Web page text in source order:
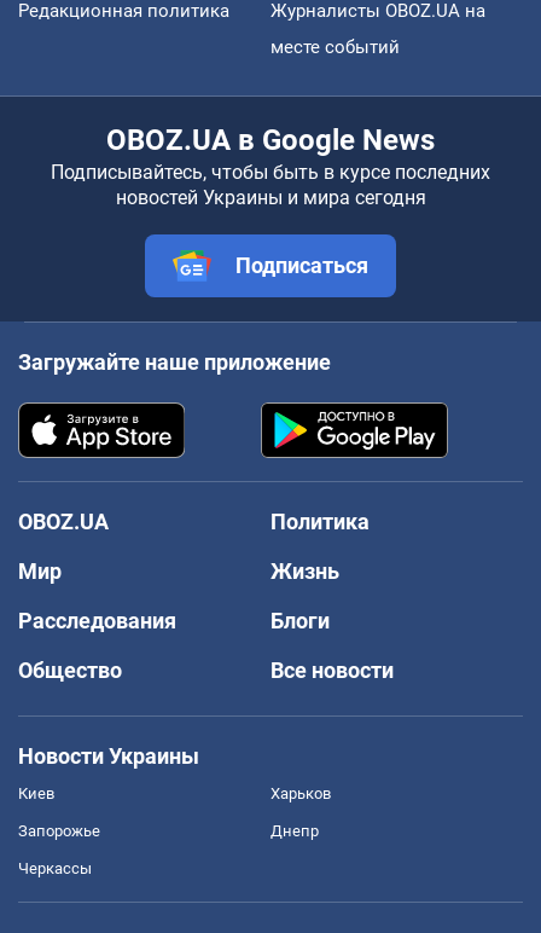
Редакционная политика
Журналисты OBOZ.UA на
месте событий
OBOZ.UA в Google News
Подписывайтесь, чтобы быть в курсе последних
новостей Украины и мира сегодня
Подписаться
Загружайте наше приложение
OBOZ.UA
Политика
Мир
Жизнь
Расследования
Блоги
Общество
Все новости
Новости Украины
Киев Харьков
Запорожье Днепр
Черкассы